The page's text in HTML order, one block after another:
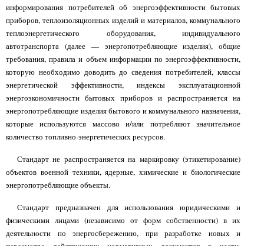
информирования потребителей об энергоэффективности бытовых
приборов, теплоизоляционных изделий и материалов, коммунального
теплоэнергетического оборудования, индивидуального
автотранспорта (далее — энергопотребляющие изделия), общие
требования, правила и объем информации по энергоэффективности,
которую необходимо доводить до сведения потребителей, классы
энергетической эффективности, индексы эксплуатационной
энергоэкономичности бытовых приборов и распространяется на
энергопотребляющие изделия бытового и коммунального назначения,
которые используются массово и/или потребляют значительное
количество топливно-энергетических ресурсов.
Стандарт не распространяется на маркировку (этикетирование)
объектов военной техники, ядерные, химические и биологические
энергопотребляющие объекты.
Стандарт предназначен для использования юридическими и
физическими лицами (независимо от форм собственности) в их
деятельности по энергосбережению, при разработке новых и